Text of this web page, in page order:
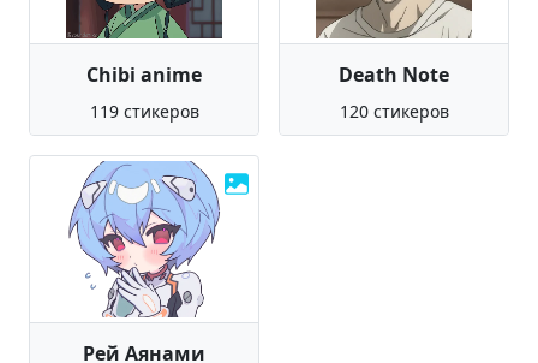
Chibi anime
119 стикеров
Death Note
120 стикеров
Рей Аянами